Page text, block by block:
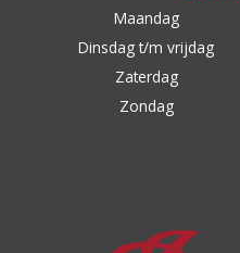
Maandag
Dinsdag t/m vrijdag
Zaterdag
Zondag